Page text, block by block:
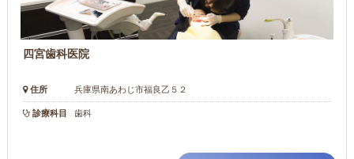
四宮歯科医院
住所 兵庫県南あわじ市福良乙５２
診療科目 歯科